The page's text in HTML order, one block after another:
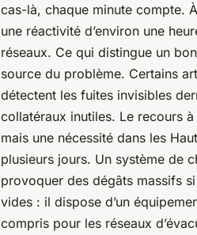
cas-là, chaque minute compte.
une réactivité d’environ une
réseaux. Ce qui distingue un
source du problème. Certains
détectent les fuites invisibles
collatéraux inutiles. Le recours
mais une nécessité dans les
plusieurs jours. Un système de
provoquer des dégâts massifs
vides : il dispose d’un
compris pour les réseaux